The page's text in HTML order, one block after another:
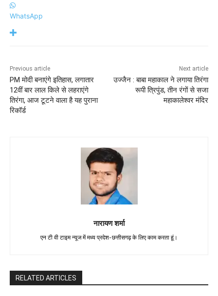
WhatsApp
Previous article
PM मोदी बनाएंगे इतिहास, लगातार
12वीं बार लाल किले से लहराएंगे
तिरंगा, आज टूटने वाला है यह पुराना
रिकॉर्ड
Next article
उज्जैन : बाबा महाकाल ने लगाया तिरंगा
रूपी त्रिपुंड, तीन रंगों से सजा
महाकालेश्वर मंदिर
नारायण शर्मा
एन टी वी टाइम न्यूज में मध्य प्रदेश-छत्तीसगढ़ के लिए काम करता हूं।
RELATED ARTICLES